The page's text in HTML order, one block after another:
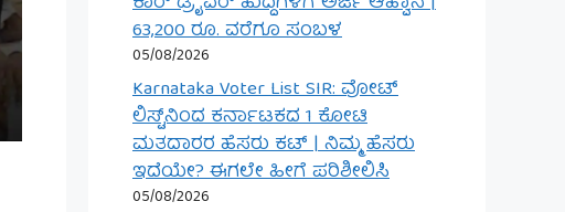
63,200 ರೂ. ವರೆಗೂ ಸಂಬಳ
05/08/2026
Karnataka Voter List SIR: ವೋಟ್
ಲಿಸ್ಟ್‌ನಿಂದ ಕರ್ನಾಟಕದ 1 ಕೋಟಿ
ಮತದಾರರ ಹೆಸರು ಕಟ್ | ನಿಮ್ಮ ಹೆಸರು
ಇದೆಯೇ? ಈಗಲೇ ಹೀಗೆ ಪರಿಶೀಲಿಸಿ
05/08/2026